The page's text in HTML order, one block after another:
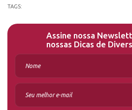
TAGS:
Assine nossa
nossas Dicas de